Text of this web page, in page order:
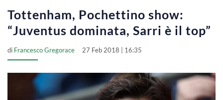
Tottenham, Pochettino show:
“Juventus dominata, Sarri è il top”
di Francesco Gregorace 27 Feb 2018 | 16:35